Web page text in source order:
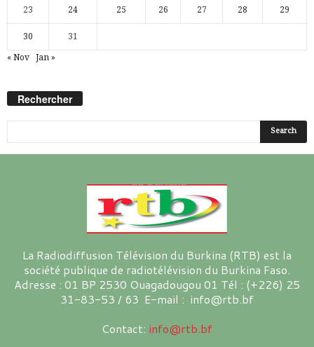
23 24 25 26 27 28 29
30 31
« Nov Jan »
Rechercher
La Radiodiffusion Télévision du Burkina (RTB) est la
société publique de radiotélévision du Burkina Faso.
Adresse : 01 BP 2530 Ouagadougou 01 Tél : (+226) 25
31-83-53 / 63 E-mail : info@rtb.bf
Contact: info@rtb.bf